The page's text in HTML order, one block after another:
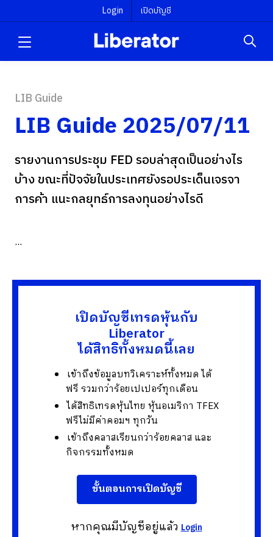
Login เปิดบัญชี
LIB Guide
LIB Guide 2025/07/11
รายงานการประชุม FED รอบล่าสุดเป็นอย่างไร
บ้าง ขณะที่ปัจจัยในประเทศยังรอประเด็นเจรจา
การค้า แนะกลยุทธ์การลงทุนอย่างไรดี
...
เปิดบัญชีเทรดหุ้นกับ
Liberator
ได้สิทธิทั้งหมดนี้เลย
เข้าถึงข้อมูลบทวิเคราะห์ทั้งหมด ได้
ฟรี รวมกว่าร้อยเปเปอร์ทุกเดือน
ได้สิทธิเทรดหุ้นไทย หุ้นอเมริกา TFEX
ฟรีไม่มีค่าคอมฯ ทุกวัน
เข้าถึงคลาสเรียนกว่าร้อยคลาส และ
กิจกรรมทั้งหมด
ขั้นตอนการเปิดบัญชี
หากคุณมีบัญชีอยู่แล้วLogin